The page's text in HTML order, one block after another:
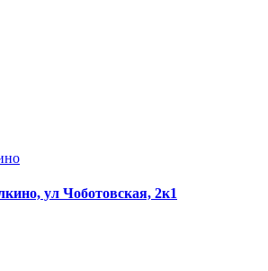
ул Чоботовская, 2к1